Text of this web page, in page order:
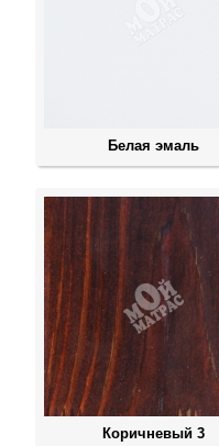
Белая эмаль
Коричневый 3